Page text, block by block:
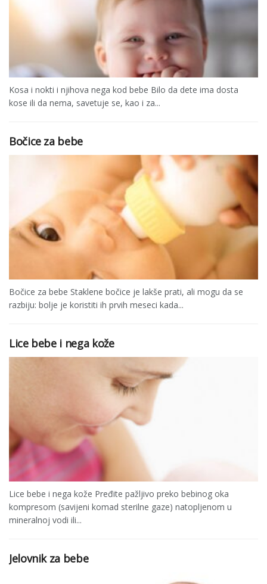
Kosa i nokti i njihova nega kod bebe Bilo da dete ima dosta
kose ili da nema, savetuje se, kao i za...
Bočice za bebe
Bočice za bebe Staklene bočice je lakše prati, ali mogu da se
razbiju: bolje je koristiti ih prvih meseci kada...
Lice bebe i nega kože
Lice bebe i nega kože Pređite pažljivo preko bebinog oka
kompresom (savijeni komad sterilne gaze) natopljenom u
mineralnoj vodi ili...
Jelovnik za bebe